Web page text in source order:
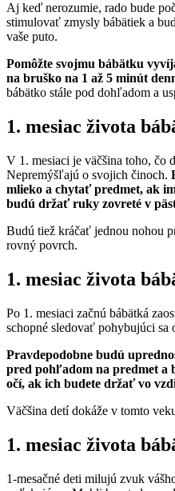
Aj keď nerozumie, rado bude
stimulovať zmysly bábätiek a
vaše puto.
Pomôžte svojmu bábätku
na bruško na 1 až 5 minút
bábätko stále pod dohľadom a
1. mesiac života
V 1. mesiaci je väčšina toho, čo
Nepremýšľajú o svojich činoch.
mlieko a chytať predmet, ak
budú držať ruky zovreté v
Budú tiež kráčať jednou nohou
rovný povrch.
1. mesiac života
Po 1. mesiaci začnú bábätká
schopné sledovať pohybujúci sa
Pravdepodobne budú
pred pohľadom na predmet a
očí, ak ich budete držať vo
Väčšina detí dokáže v tomto
1. mesiac života
1-mesačné deti milujú zvuk